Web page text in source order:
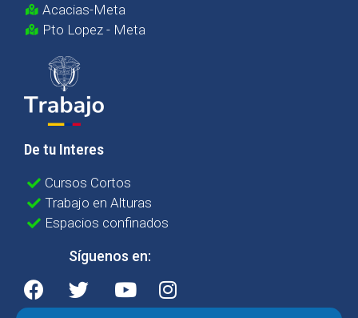
Acacias-Meta
Pto Lopez - Meta
De tu Interes
Cursos Cortos
Trabajo en Alturas
Espacios confinados
Síguenos en: